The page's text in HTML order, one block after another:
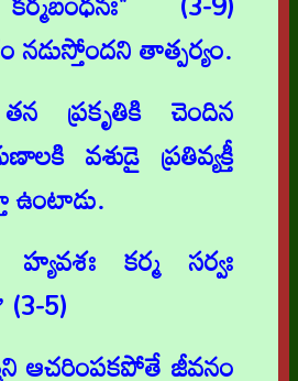
నడుస్తోందని తాత్పర్యం.
ప్రకృతికి చెందిన
వశుడై ప్రతివ్యక్తీ
ఉంటాడు.
హ్యవశః కర్మ సర్వః
(3-5)
ఆచరింపకపోతే జీవనం